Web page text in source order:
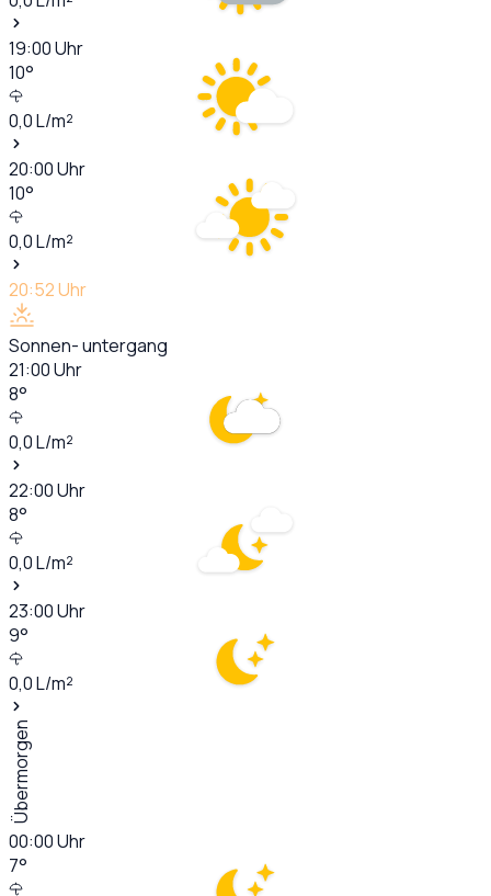
19:00Uhr
10°
0,0L/m²
20:00Uhr
10°
0,0L/m²
20:52Uhr
Sonnen- untergang
21:00Uhr
8°
0,0L/m²
22:00Uhr
8°
0,0L/m²
23:00Uhr
9°
0,0L/m²
Übermorgen
00:00Uhr
7°